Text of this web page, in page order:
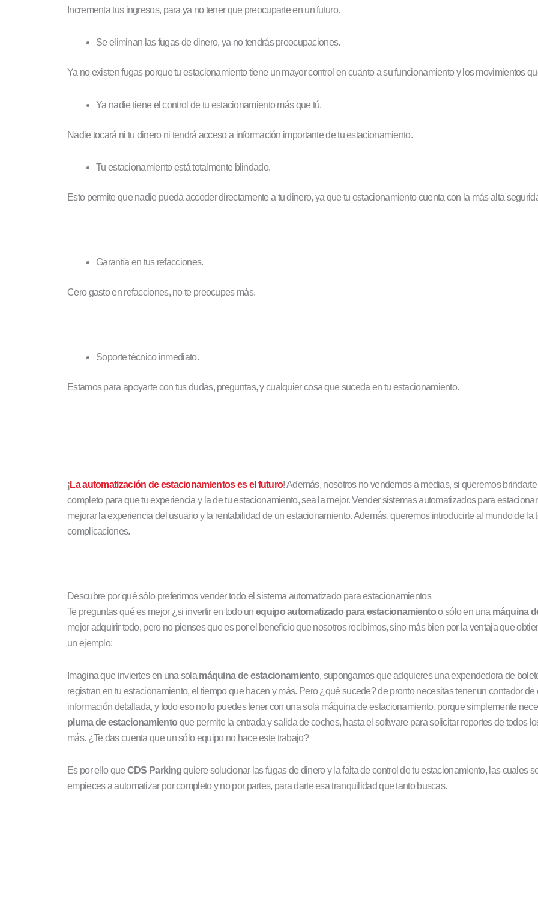
Incrementa tus ingresos, para ya no tener que preocuparte en un futuro.
Se eliminan las fugas de dinero, ya no tendrás preocupaciones.
Ya no existen fugas porque tu estacionamiento tiene un mayor control en cuanto a su funcionamiento y los movimientos
Ya nadie tiene el control de tu estacionamiento más que tú.
Nadie tocará ni tu dinero ni tendrá acceso a información importante de tu estacionamiento.
Tu estacionamiento está totalmente blindado.
Esto permite que nadie pueda acceder directamente a tu dinero, ya que tu estacionamiento cuenta con la más alta
Garantía en tus refacciones.
Cero gasto en refacciones, no te preocupes más.
Soporte técnico inmediato.
Estamos para apoyarte con tus dudas, preguntas, y cualquier cosa que suceda en tu estacionamiento.
¡La automatización de estacionamientos es el futuro! Además, nosotros no vendemos a medias, si queremos
completo para que tu experiencia y la de tu estacionamiento, sea la mejor. Vender sistemas automatizados para
mejorar la experiencia del usuario y la rentabilidad de un estacionamiento. Además, queremos introducirte al mundo de
complicaciones.
Descubre por qué sólo preferimos vender todo el sistema automatizado para estacionamientos
Te preguntas qué es mejor ¿si invertir en todo un equipo automatizado para estacionamientoo sólo en una máquina
mejor adquirir todo, pero no pienses que es por el beneficio que nosotros recibimos, sino más bien por la ventaja que
un ejemplo:
Imagina que inviertes en una solamáquina de estacionamiento, supongamos que adquieres una expendedora de
registran en tu estacionamiento, el tiempo que hacen y más. Pero ¿qué sucede? de pronto necesitas tener un contador
información detallada, y todo eso no lo puedes tener con una sola máquina de estacionamiento, porque simplemente
pluma de estacionamiento que permite la entrada y salida de coches, hasta el software para solicitar reportes de todos
más. ¿Te das cuenta que un sólo equipo no hace este trabajo?
Es por ello que CDS Parkingquiere solucionar las fugas de dinero y la falta de control de tu estacionamiento, las cuales
empieces a automatizar por completo y no por partes, para darte esa tranquilidad que tanto buscas.